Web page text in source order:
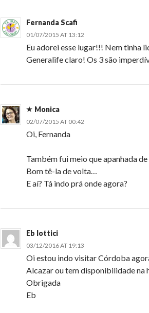
Fernanda Scafi
01/07/2015 AT 13:12
Eu adorei esse lugar!!! Nem tinha
Generalife claro! Os 3 são
Monica
02/07/2015 AT 00:42
Oi, Fernanda
Também fui meio que apanhada
Bom tê-la de volta…
E aí? Tá indo prá onde agora?
Eb lottici
03/12/2016 AT 19:13
Oi estou indo visitar Córdoba
Alcazar ou tem disponibilidade na
Obrigada
Eb